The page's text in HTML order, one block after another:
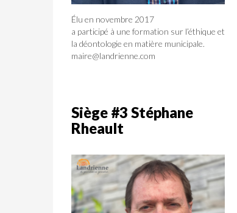
Élu en novembre 2017
a participé à une formation sur l’éthique et
la déontologie en matière municipale.
maire@landrienne.com
Siège #3 Stéphane
Rheault